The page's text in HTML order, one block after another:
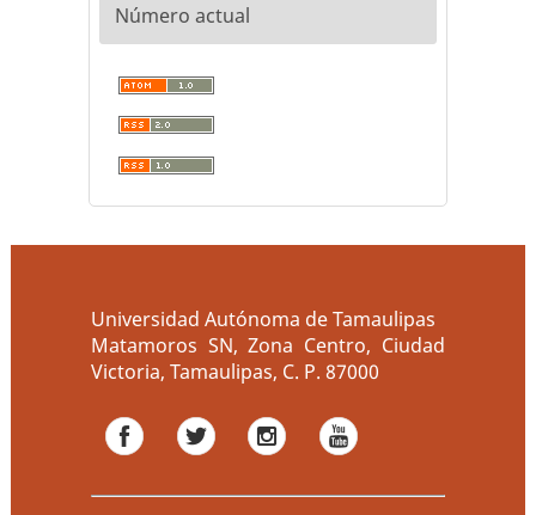
Número actual
Universidad Autónoma de Tamaulipas
Matamoros SN, Zona Centro, Ciudad
Victoria, Tamaulipas, C. P. 87000